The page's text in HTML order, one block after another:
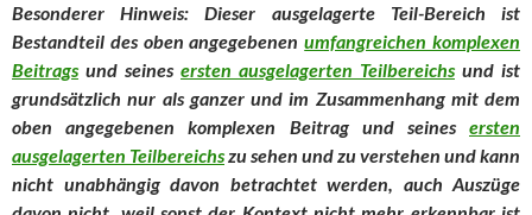
Besonderer Hinweis: Dieser ausgelagerte Teil-Bereich ist
Bestandteil des oben angegebenenumfangreichen komplexen
Beitrags und seines ersten ausgelagerten Teilbereichs und ist
grundsätzlich nur als ganzer und im Zusammenhang mit dem
oben angegebenen komplexen Beitrag und seines ersten
ausgelagerten Teilbereichszu sehen und zu verstehen und kann
nicht unabhängig davon betrachtet werden, auch Auszüge